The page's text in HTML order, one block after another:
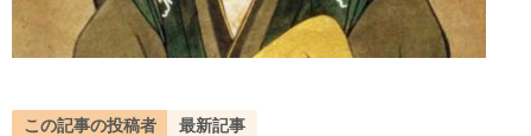
この記事の投稿者 最新記事